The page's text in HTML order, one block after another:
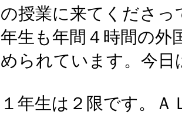
の授業に来てくださっ
年生も年間４時間の外
められています。今
１年生は２限です。